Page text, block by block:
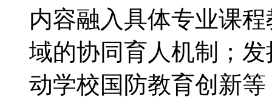
内容融入具体专业课
域的协同育人机制；
动学校国防教育创新